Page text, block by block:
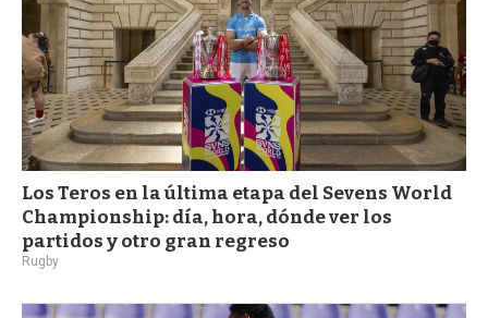
Los Teros en la última etapa del Sevens World
Championship: día, hora, dónde ver los
partidos y otro gran regreso
Rugby